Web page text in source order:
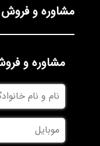
مشاوره و فروش
مشاوره و
نام
و
نام
خانوادگی
موبایل